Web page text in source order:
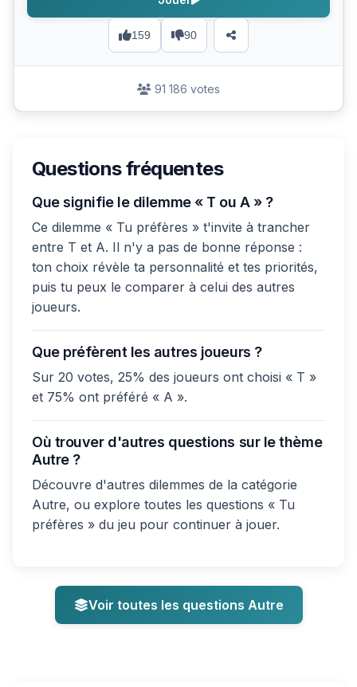
159 90
91 186 votes
Questions fréquentes
Que signifie le dilemme « T ou A » ?
Ce dilemme « Tu préfères » t'invite à trancher
entre T et A. Il n'y a pas de bonne réponse :
ton choix révèle ta personnalité et tes priorités,
puis tu peux le comparer à celui des autres
joueurs.
Que préfèrent les autres joueurs ?
Sur 20 votes, 25% des joueurs ont choisi « T »
et 75% ont préféré « A ».
Où trouver d'autres questions sur le thème
Autre ?
Découvre d'autres dilemmes de la catégorie
Autre, ou explore toutes les questions « Tu
préfères » du jeu pour continuer à jouer.
Voir toutes les questions Autre